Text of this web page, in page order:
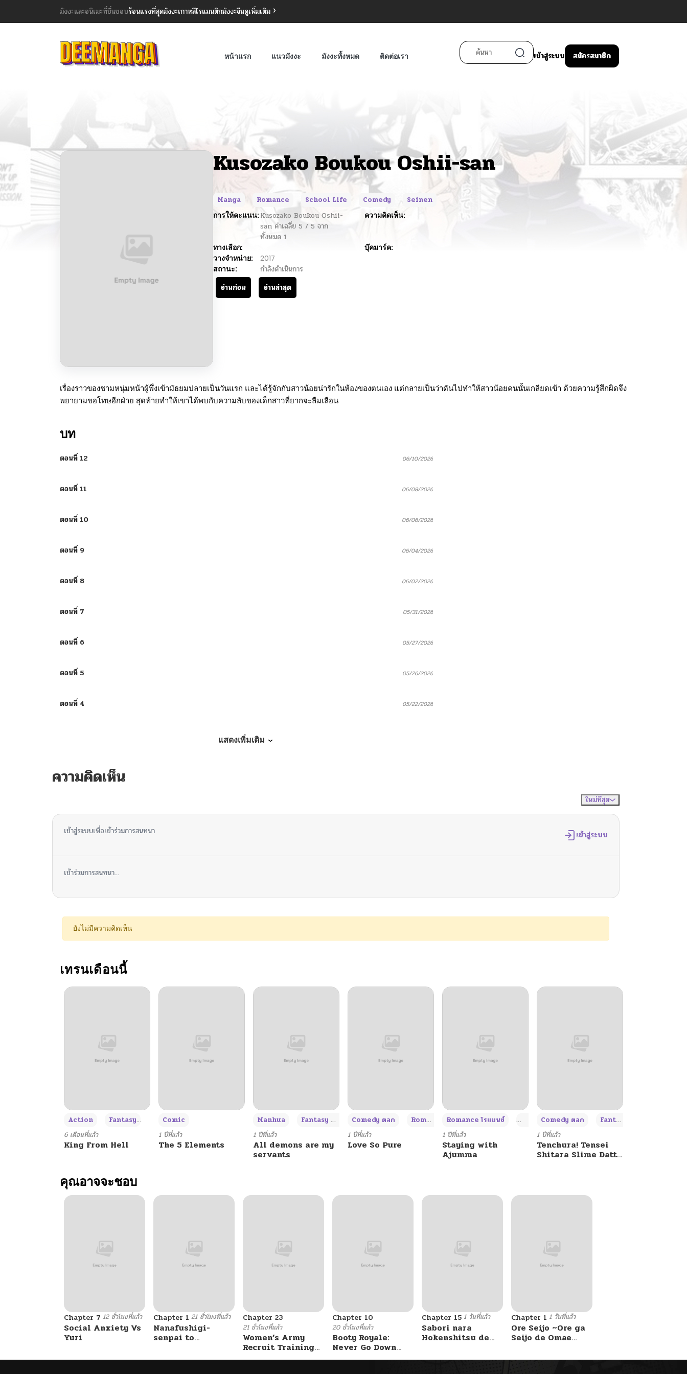
มังงะและอนิเมะที่ชื่นชอบร้อนแรงที่สุดมังงะเกาหลีโรแมนติกมังงะจีนดูเพิ่มเติม
หน้าแรก แนวมังงะ มังงะทั้งหมด ติดต่อเรา เข้าสู่ระบบ สมัครสมาชิก
Kusozako Boukou Oshii-san
Manga Romance School Life Comedy
Seinen
การให้คะแนน: Kusozako Boukou Oshii-
san ค่าเฉลี่ย 5 / 5 จาก
ทั้งหมด 1
ความคิดเห็น:
ทางเลือก:
บุ๊คมาร์ค:
วางจำหน่าย:
2017
สถานะ:
กำลังดำเนินการ
อ่านก่อน
อ่านล่าสุด
เรื่องราวของชามหนุ่มหน้าผู้พึ่งเข้ามัธยมปลายเป็นวันแรก และได้รู้จักกับสาวน้อยน่ารักในห้องของตนเอง แต่กลายเป็นว่าดันไปทำให้สาวน้อยคนนั้นเกลียดเข้า ด้วยความรู้สึกผิดจึง
พยายามขอโทษอีกฝ่าย สุดท้ายทำให้เขาได้พบกับความลับของเด็กสาวที่ยากจะลืมเลือน
บท
ตอนที่ 12 06/10/2026
ตอนที่ 11 06/08/2026
ตอนที่ 10 06/06/2026
ตอนที่ 9 06/04/2026
ตอนที่ 8 06/02/2026
ตอนที่ 7 05/31/2026
ตอนที่ 6 05/27/2026
ตอนที่ 5 05/26/2026
ตอนที่ 4 05/22/2026
แสดงเพิ่มเติม
ความคิดเห็น
ใหม่ที่สุด
เข้าสู่ระบบเพื่อเข้าร่วมการสนทนา เข้าสู่ระบบ
เข้าร่วมการสนทนา...
ยังไม่มีความคิดเห็น
เทรนเดือนนี้
Action Fantasy
6 เดือนที่แล้ว
King From Hell
Comic
1 ปีที่แล้ว
The 5 Elements
Manhua Fantasy แฟนตาซี +3
1 ปีที่แล้ว
All demons are my
servants
Comedy ตลก Romance โรแมนซ์ +4
1 ปีที่แล้ว
Love So Pure
Romance โรแมนซ์ Adult ผู้ใหญ่ +4
1 ปีที่แล้ว
Staying with
Ajumma
Comedy ตลก Fantasy แฟนตาซี
1 ปีที่แล้ว
Tenchura! Tensei
Shitara Slime Datta
คุณอาจจะชอบ
Chapter 7 12 ชั่วโมงที่แล้ว
Social Anxiety Vs
Yuri
Chapter 1 21 ชั่วโมงที่แล้ว
Nanafushigi-
senpai to
Chapter 23
21 ชั่วโมงที่แล้ว
Women’s Army
Recruit Training
Center
Chapter 10
20 ชั่วโมงที่แล้ว
Booty Royale:
Never Go Down
Without A Fight!
Chapter 15 1 วันที่แล้ว
Sabori nara
Hokenshitsu de
Chapter 1 1 วันที่แล้ว
Ore Seijo ~Ore ga
Seijo de Omae
Saikyou Tag